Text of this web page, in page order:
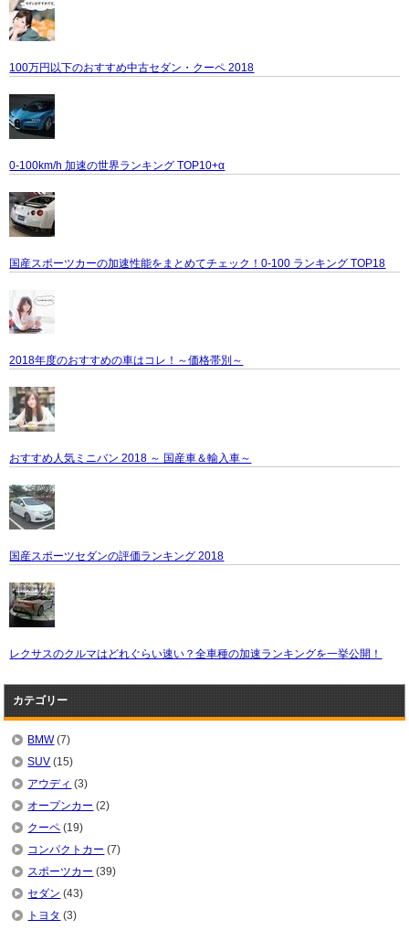
100万円以下のおすすめ中古セダン・クーペ 2018
0-100km/h 加速の世界ランキング TOP10+α
国産スポーツカーの加速性能をまとめてチェック！0-100 ランキング TOP18
2018年度のおすすめの車はコレ！～価格帯別～
おすすめ人気ミニバン 2018 ～ 国産車＆輸入車～
国産スポーツセダンの評価ランキング 2018
レクサスのクルマはどれぐらい速い？全車種の加速ランキングを一挙公開！
カテゴリー
BMW(7)
SUV (15)
アウディ (3)
オープンカー (2)
クーペ (19)
コンパクトカー (7)
スポーツカー (39)
セダン (43)
トヨタ (3)